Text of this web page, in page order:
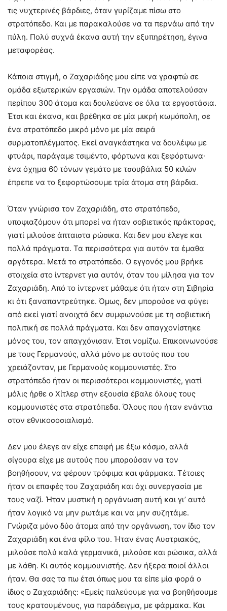
τις νυχτερινές βάρδιες, όταν γυρίζαμε πίσω στο
στρατόπεδο. Και με παρακαλούσε να τα περνάω από την
πύλη. Πολύ συχνά έκανα αυτή την εξυπηρέτηση, έγινα
μεταφορέας.
Κάποια στιγμή, ο Ζαχαριάδης μου είπε να γραφτώ σε
ομάδα εξωτερικών εργασιών. Την ομάδα αποτελούσαν
περίπου 300 άτομα και δουλεύανε σε όλα τα εργοστάσια.
Έτσι και έκανα, και βρέθηκα σε μία μικρή κωμόπολη, σε
ένα στρατόπεδο μικρό μόνο με μία σειρά
συρματοπλέγματος. Εκεί αναγκάστηκα να δουλέψω με
φτυάρι, παράγαμε τσιμέντο, φόρτωνα και ξεφόρτωνα∙
ένα όχημα 60 τόνων γεμάτο με τσουβάλια 50 κιλών
έπρεπε να το ξεφορτώσουμε τρία άτομα στη βάρδια.
Όταν γνώρισα τον Ζαχαριάδη, στο στρατόπεδο,
υποψιαζόμουν ότι μπορεί να ήταν σοβιετικός πράκτορας,
γιατί μιλούσε άπταιστα ρώσικα. Και δεν μου έλεγε και
πολλά πράγματα. Τα περισσότερα για αυτόν τα έμαθα
αργότερα. Μετά το στρατόπεδο. Ο εγγονός μου βρήκε
στοιχεία στο ίντερνετ για αυτόν, όταν του μίλησα για τον
Ζαχαριάδη. Από το ίντερνετ μάθαμε ότι ήταν στη Σιβηρία
κι ότι ξαναπαντρεύτηκε. Όμως, δεν μπορούσε να φύγει
από εκεί γιατί ανοιχτά δεν συμφωνούσε με τη σοβιετική
πολιτική σε πολλά πράγματα. Και δεν απαγχονίστηκε
μόνος του, τον απαγχόνισαν. Έτσι νομίζω. Επικοινωνούσε
με τους Γερμανούς, αλλά μόνο με αυτούς που του
χρειάζονταν, με Γερμανούς κομμουνιστές. Στο
στρατόπεδο ήταν οι περισσότεροι κομμουνιστές, γιατί
μόλις ήρθε ο Χίτλερ στην εξουσία έβαλε όλους τους
κομμουνιστές στα στρατόπεδα. Όλους που ήταν ενάντια
στον εθνικοσοσιαλισμό.
Δεν μου έλεγε αν είχε επαφή με έξω κόσμο, αλλά
σίγουρα είχε με αυτούς που μπορούσαν να τον
βοηθήσουν, να φέρουν τρόφιμα και φάρμακα. Τέτοιες
ήταν οι επαφές του Ζαχαριάδη και όχι συνεργασία με
τους ναζί. Ήταν μυστική η οργάνωση αυτή και γι’ αυτό
ήταν λογικό να μην ρωτάμε και να μην συζητάμε.
Γνώριζα μόνο δύο άτομα από την οργάνωση, τον ίδιο τον
Ζαχαριάδη και ένα φίλο του. Ήταν ένας Αυστριακός,
μιλούσε πολύ καλά γερμανικά, μιλούσε και ρώσικα, αλλά
με λάθη. Κι αυτός κομμουνιστής. Δεν ήξερα ποιοί άλλοι
ήταν. Θα σας τα πω έτσι όπως μου τα είπε μία φορά ο
ίδιος ο Ζαχαριάδης: «Εμείς παλεύουμε για να βοηθήσουμε
τους κρατουμένους, για παράδειγμα, με φάρμακα. Και